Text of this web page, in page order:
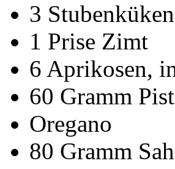
3
1 Prise Zimt
6 Aprikosen,
60 Gramm
Oregano
80 Gramm